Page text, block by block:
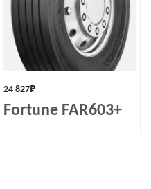
24 827₽
Fortune FAR603+